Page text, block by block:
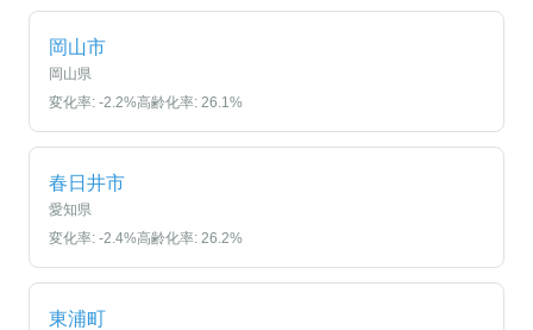
岡山市
岡山県
変化率: -2.2%高齢化率: 26.1%
春日井市
愛知県
変化率: -2.4%高齢化率: 26.2%
東浦町